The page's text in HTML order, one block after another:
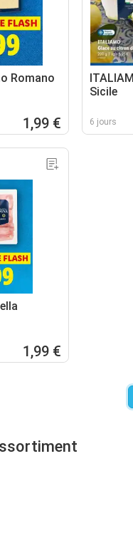
Romano
1,99 €
Sicile
6 jours
1,99 €